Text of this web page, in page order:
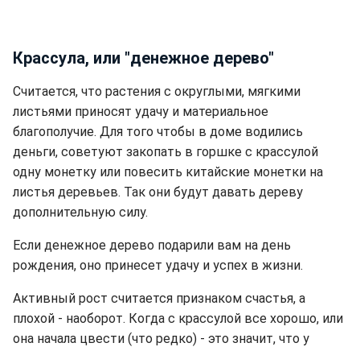
Крассула, или "денежное дерево"
Считается, что растения с округлыми, мягкими
листьями приносят удачу и материальное
благополучие. Для того чтобы в доме водились
деньги, советуют закопать в горшке с крассулой
одну монетку или повесить китайские монетки на
листья деревьев. Так они будут давать дереву
дополнительную силу.
Если денежное дерево подарили вам на день
рождения, оно принесет удачу и успех в жизни.
Активный рост считается признаком счастья, а
плохой - наоборот. Когда с крассулой все хорошо, или
она начала цвести (что редко) - это значит, что у